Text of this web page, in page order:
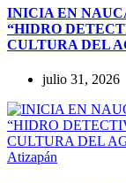
INICIA EN
“HIDRO
CULTURA DEL
julio 31, 2026
Atizapán